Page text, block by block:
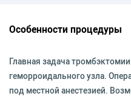
Особенности процедуры
Главная задача
геморроидального узла.
под местной анестезией.